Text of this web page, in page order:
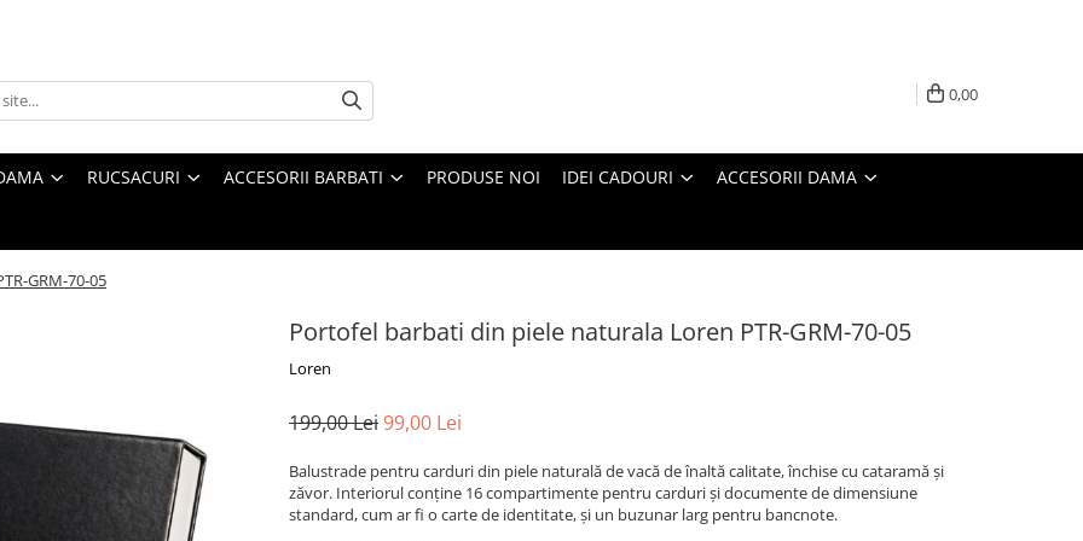
0,00
RUCSACURI ACCESORII BARBATI PRODUSE NOI IDEI CADOURI ACCESORII DAMA
GRM-70-05
Portofel barbati din piele naturala Loren PTR-GRM-70-05
Loren
199,00 Lei99,00 Lei
Balustrade pentru carduri din piele naturală de vacă de înaltă calitate, închise cu cataramă și
zăvor. Interiorul conține 16 compartimente pentru carduri și documente de dimensiune
standard, cum ar fi o carte de identitate, și un buzunar larg pentru bancnote.